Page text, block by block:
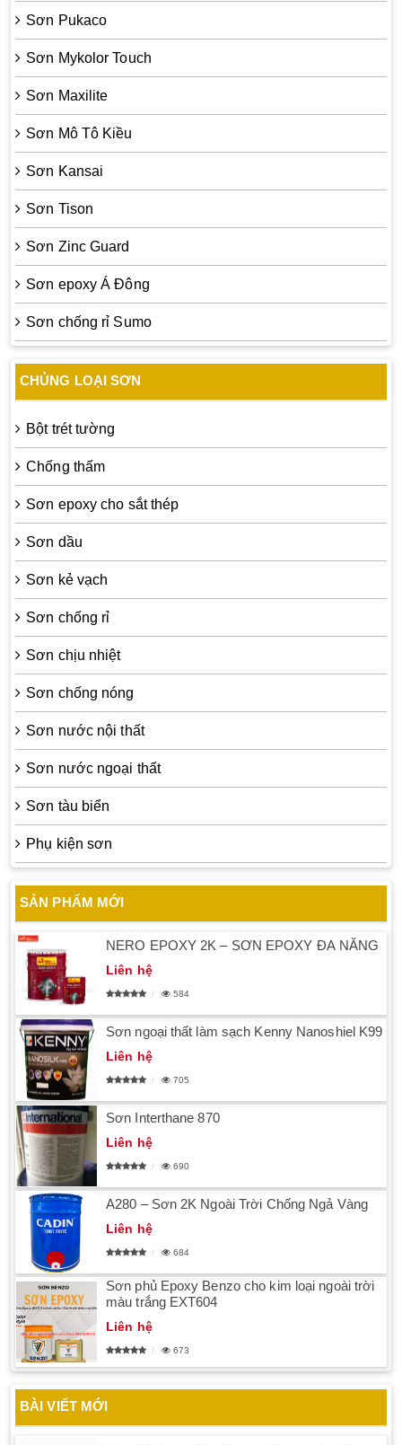
Sơn Pukaco
Sơn Mykolor Touch
Sơn Maxilite
Sơn Mô Tô Kiều
Sơn Kansai
Sơn Tison
Sơn Zinc Guard
Sơn epoxy Á Đông
Sơn chống rỉ Sumo
CHỦNG LOẠI SƠN
Bột trét tường
Chống thấm
Sơn epoxy cho sắt thép
Sơn dầu
Sơn kẻ vạch
Sơn chống rỉ
Sơn chịu nhiệt
Sơn chống nóng
Sơn nước nội thất
Sơn nước ngoại thất
Sơn tàu biển
Phụ kiện sơn
SẢN PHẨM MỚI
NERO EPOXY 2K – SƠN EPOXY ĐA NĂNG
Liên hệ
584
Sơn ngoại thất làm sạch Kenny Nanoshiel K99
Liên hệ
705
Sơn Interthane 870
Liên hệ
690
A280 – Sơn 2K Ngoài Trời Chống Ngả Vàng
Liên hệ
684
Sơn phủ Epoxy Benzo cho kim loại ngoài trời
màu trắng EXT604
Liên hệ
673
BÀI VIẾT MỚI